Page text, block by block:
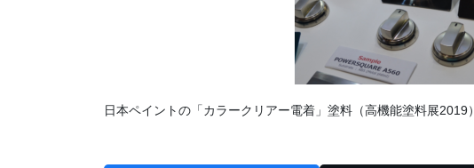
日本ペイントの「カラークリアー電着」塗料（高機能塗料展2019）